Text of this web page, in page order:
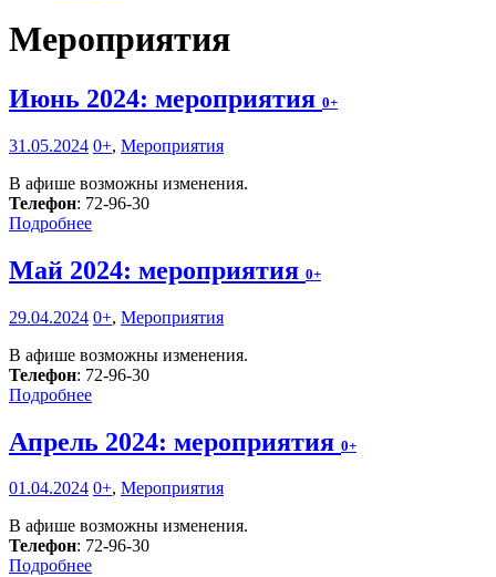
Мероприятия
Июнь 2024: мероприятия 0+
31.05.2024 0+, Мероприятия
В афише возможны изменения.
Телефон: 72-96-30
Подробнее
Май 2024: мероприятия 0+
29.04.2024 0+, Мероприятия
В афише возможны изменения.
Телефон: 72-96-30
Подробнее
Апрель 2024: мероприятия 0+
01.04.2024 0+, Мероприятия
В афише возможны изменения.
Телефон: 72-96-30
Подробнее